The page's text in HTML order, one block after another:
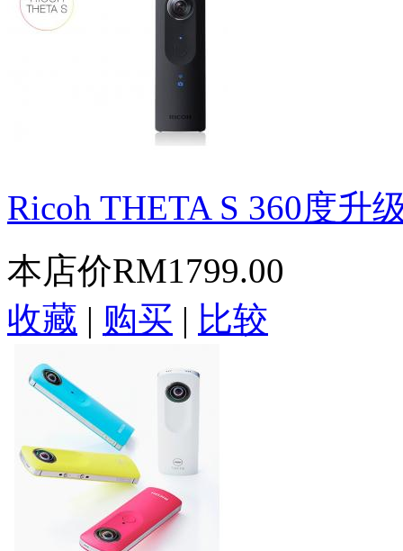
Ricoh THETA S 360度升
本店价RM1799.00
收藏 | 购买 | 比较